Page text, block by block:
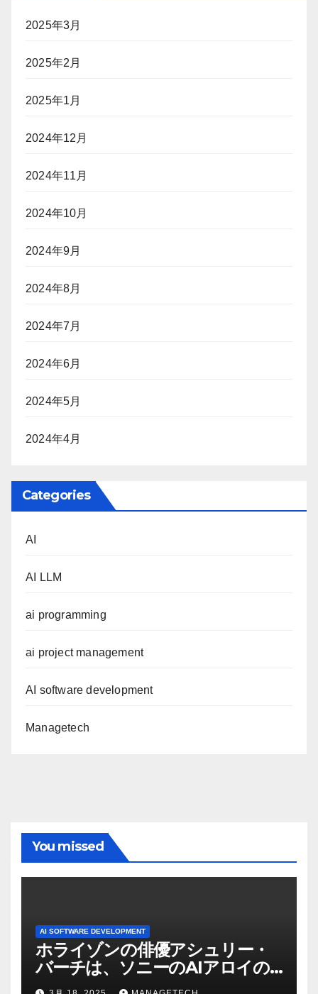
2025年3月
2025年2月
2025年1月
2024年12月
2024年11月
2024年10月
2024年9月
2024年8月
2024年7月
2024年6月
2024年5月
2024年4月
Categories
AI
AI LLM
ai programming
ai project management
AI software development
Managetech
You missed
AI SOFTWARE DEVELOPMENT
ホライゾンの俳優アシュリー・
バーチは、ソニーのAIアロイの
ビデオを見て「ゲームパフォー